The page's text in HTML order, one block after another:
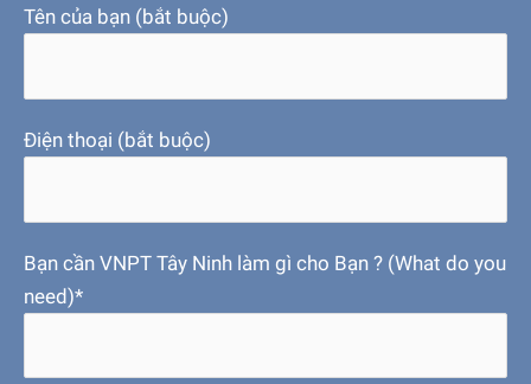
Tên của bạn (bắt buộc)
Điện thoại (bắt buộc)
Bạn cần VNPT Tây Ninh làm gì cho Bạn ? (What do you
need)*